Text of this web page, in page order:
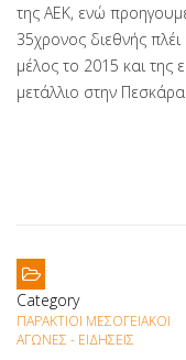
της ΑΕΚ, ενώ
35χρονος διεθνής
μέλος το 2015 και της
μετάλλιο στην Πεσκάρα.
Category
ΠΑΡΆΚΤΙΟΙ ΜΕΣΟΓΕΙΑΚΟΊ
ΑΓΏΝΕΣ - ΕΙΔΉΣΕΙΣ